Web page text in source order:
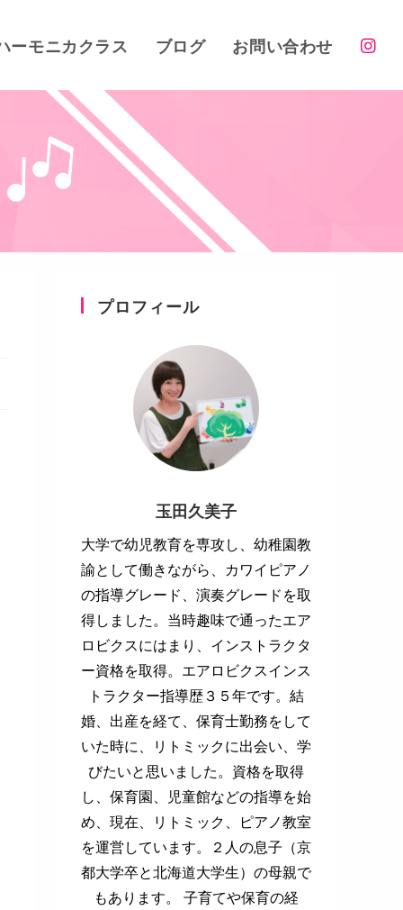
ーモニカクラス ブログ お問い合わせ
プロフィール
玉田久美子
大学で幼児教育を専攻し、幼稚園教
諭として働きながら、カワイピアノ
の指導グレード、演奏グレードを取
得しました。当時趣味で通ったエア
ロビクスにはまり、インストラクタ
ー資格を取得。エアロビクスインス
トラクター指導歴３５年です。結
婚、出産を経て、保育士勤務をして
いた時に、リトミックに出会い、学
びたいと思いました。資格を取得
し、保育園、児童館などの指導を始
め、現在、リトミック、ピアノ教室
を運営しています。２人の息子（京
都大学卒と北海道大学生）の母親で
もあります。 子育てや保育の経